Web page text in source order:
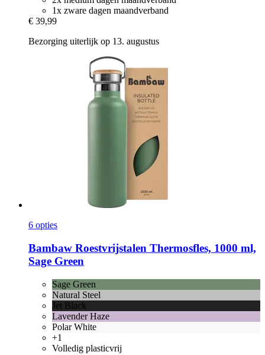
1x zware dagen maandverband
€ 39,99
Bezorging uiterlijk op 13. augustus
6 opties
Bambaw Roestvrijstalen Thermosfles, 1000 ml,
Sage Green
Sage Green
Natural Steel
Jet Black
Lavender Haze
Polar White
+1
Volledig plasticvrij